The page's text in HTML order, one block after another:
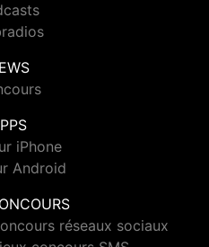
iPhone
Android
réseaux sociaux